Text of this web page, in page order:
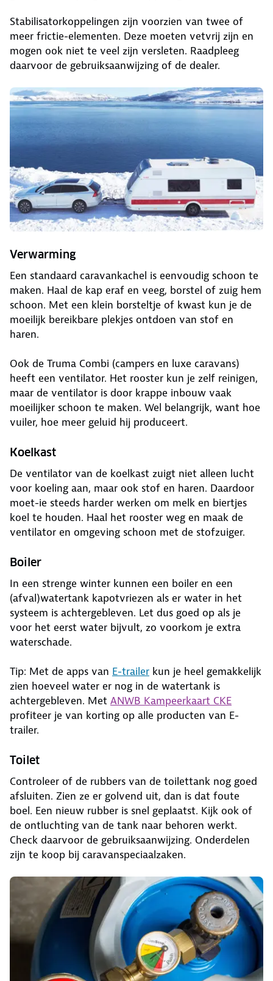
Stabilisatorkoppelingen zijn voorzien van twee of
meer frictie-elementen. Deze moeten vetvrij zijn en
mogen ook niet te veel zijn versleten. Raadpleeg
daarvoor de gebruiksaanwijzing of de dealer.
Verwarming
Een standaard caravankachel is eenvoudig schoon te
maken. Haal de kap eraf en veeg, borstel of zuig hem
schoon. Met een klein borsteltje of kwast kun je de
moeilijk bereikbare plekjes ontdoen van stof en
haren.
Ook de Truma Combi (campers en luxe caravans)
heeft een ventilator. Het rooster kun je zelf reinigen,
maar de ventilator is door krappe inbouw vaak
moeilijker schoon te maken. Wel belangrijk, want hoe
vuiler, hoe meer geluid hij produceert.
Koelkast
De ventilator van de koelkast zuigt niet alleen lucht
voor koeling aan, maar ook stof en haren. Daardoor
moet-ie steeds harder werken om melk en biertjes
koel te houden. Haal het rooster weg en maak de
ventilator en omgeving schoon met de stofzuiger.
Boiler
In een strenge winter kunnen een boiler en een
(afval)watertank kapotvriezen als er water in het
systeem is achtergebleven. Let dus goed op als je
voor het eerst water bijvult, zo voorkom je extra
waterschade.
Tip: Met de apps van E-trailer kun je heel gemakkelijk
zien hoeveel water er nog in de watertank is
achtergebleven. Met ANWB Kampeerkaart CKE
profiteer je van korting op alle producten van E-
trailer.
Toilet
Controleer of de rubbers van de toilettank nog goed
afsluiten. Zien ze er golvend uit, dan is dat foute
boel. Een nieuw rubber is snel geplaatst. Kijk ook of
de ontluchting van de tank naar behoren werkt.
Check daarvoor de gebruiksaanwijzing. Onderdelen
zijn te koop bij caravanspeciaalzaken.